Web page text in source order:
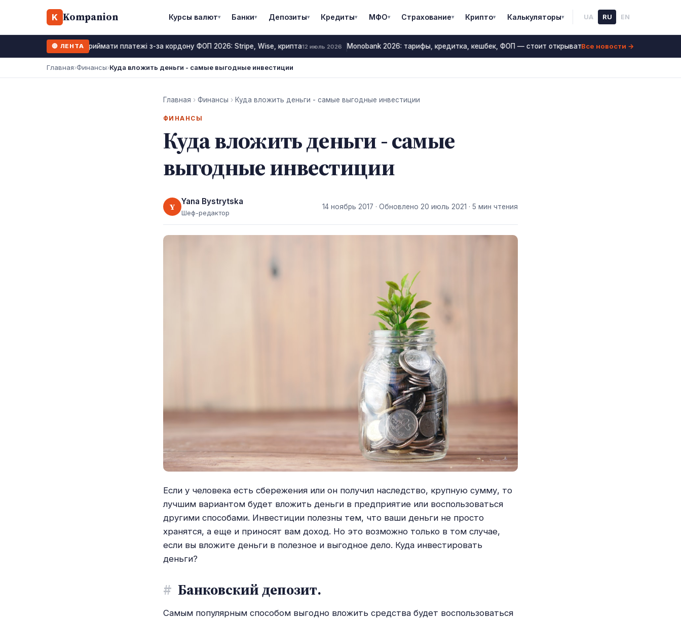
K Kompanion Курсы валют▾ Банки▾ Депозиты▾ Кредиты▾ МФО▾ Страхование▾ Крипто▾ Калькуляторы▾ UA RU EN
🔴 ЛЕНТА
18 июль 2026 Як приймати платежі з-за кордону ФОП 2026: Stripe, Wise, крипта12 июль 2026 Monobank 2026: тарифы, кредитка, кешбек, ФОП — стоит открывать?23 июнь 2026 Депозиты в
Все новости →
Главная›Финансы›Куда вложить деньги - самые выгодные инвестиции
Главная › Финансы › Куда вложить деньги - самые выгодные инвестиции
ФИНАНСЫ
Куда вложить деньги - самые
выгодные инвестиции
Y Yana Bystrytska
Шеф-редактор
14 ноябрь 2017 · Обновлено 20 июль 2021 · 5 мин чтения
Если у человека есть сбережения или он получил наследство, крупную сумму, то
лучшим вариантом будет вложить деньги в предприятие или воспользоваться
другими способами. Инвестиции полезны тем, что ваши деньги не просто
хранятся, а еще и приносят вам доход. Но это возможно только в том случае,
если вы вложите деньги в полезное и выгодное дело. Куда инвестировать
деньги?
# Банковский депозит.
Самым популярным способом выгодно вложить средства будет воспользоваться